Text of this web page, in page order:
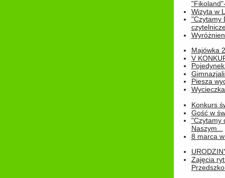
Wizyta w
"Czytamy
Majówka
V
Piesza
Konkurs
Gość w
"Czytamy
Naszym...
8 marca
Zajęcia